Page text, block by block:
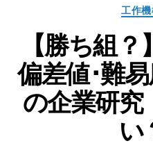
工作
【勝ち組
偏差値･難
の企業研究
い